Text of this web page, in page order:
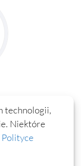
technologii,
Niektóre
Polityce
2000 słów,
swój